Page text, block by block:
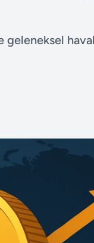
geleneksel